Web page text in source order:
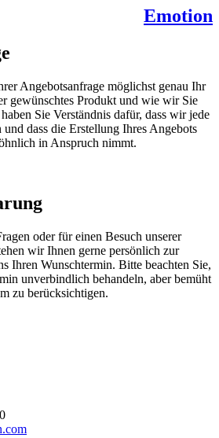
Emotion
Angebotsanfrage möglichst genau Ihr
gewünschtes Produkt und wie wir Sie
Sie Verständnis dafür, dass wir jede
dass die Erstellung Ihres Angebots
in Anspruch nimmt.
oder für einen Besuch unserer
wir Ihnen gerne persönlich zur
Ihren Wunschtermin. Bitte beachten Sie,
unverbindlich behandeln, aber bemüht
zu berücksichtigen.